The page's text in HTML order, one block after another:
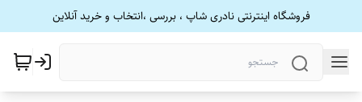
فروشگاه اینترنتی نادری شاپ ، بررسی ،انتخاب و خرید آنلاین